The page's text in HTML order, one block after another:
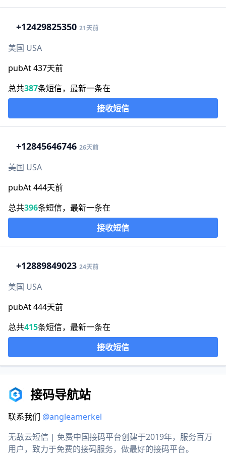
+12429825350 21天前
美国 USA
pubAt 437天前
总共387条短信，最新一条在
接收短信
+12845646746 26天前
美国 USA
pubAt 444天前
总共396条短信，最新一条在
接收短信
+12889849023 24天前
美国 USA
pubAt 444天前
总共415条短信，最新一条在
接收短信
接码导航站
联系我们 @angleamerkel
无敌云短信 | 免费中国接码平台创建于2019年，服务百万
用户，致力于免费的接码服务，做最好的接码平台。